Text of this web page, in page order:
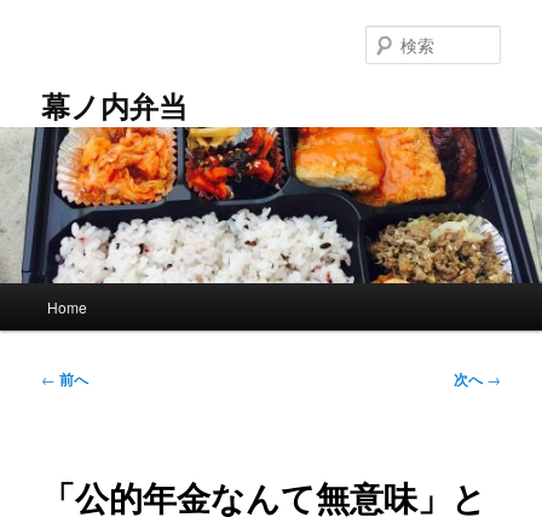
テ
ン
へ
移
動
幕ノ内弁当
索
Home
投
← 前へ 次へ→
「公的年金なんて無意味」と